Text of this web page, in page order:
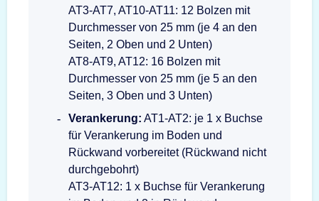
AT3-AT7, AT10-AT11: 12 Bolzen mit
Durchmesser von 25 mm (je 4 an den
Seiten, 2 Oben und 2 Unten)
AT8-AT9, AT12: 16 Bolzen mit
Durchmesser von 25 mm (je 5 an den
Seiten, 3 Oben und 3 Unten)
Verankerung: AT1-AT2: je 1 x Buchse
für Verankerung im Boden und
Rückwand vorbereitet (Rückwand nicht
durchgebohrt)
AT3-AT12: 1 x Buchse für Verankerung